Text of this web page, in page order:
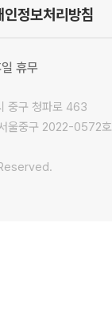
인정보처리방침
휴무
중구 청파로 463
울중구 2022-0572호